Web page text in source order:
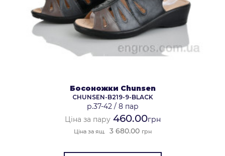
Босоножки Chunsen
CHUNSEN-B219-9-BLACK
р.37-42/ 8 пар
Ціна за пару460.00грн
Ціна за ящ. 3 680.00 грн